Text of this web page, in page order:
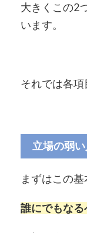
大きくこの2
います。
それでは各項
立場の弱
まずはこの基
誰にでもなる